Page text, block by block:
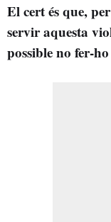
El cert és que,
servir aquesta
possible no fer-